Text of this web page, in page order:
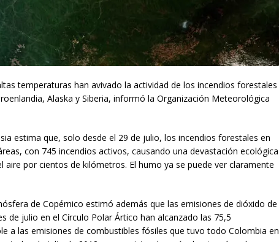
temperaturas han avivado la actividad de los incendios forestales
Alaska y Siberia, informó la Organización Meteorológica
estima que, solo desde el 29 de julio, los incendios forestales en
con 745 incendios activos, causando una devastación ecológica
aire por cientos de kilómetros. El humo ya se puede ver claramente
de Copérnico estimó además que las emisiones de dióxido de
de julio en el Círculo Polar Ártico han alcanzado las 75,5
a las emisiones de combustibles fósiles que tuvo todo Colombia en